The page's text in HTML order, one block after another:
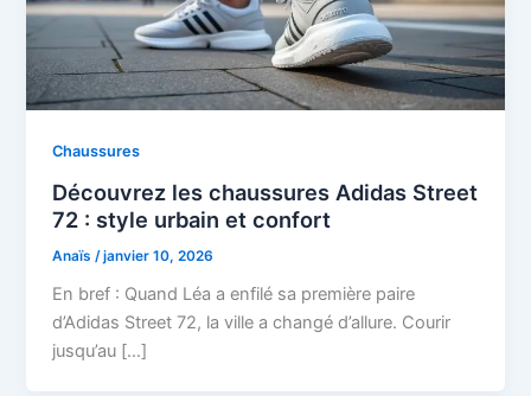
Chaussures
Découvrez les chaussures Adidas Street
72 : style urbain et confort
Anaïs /janvier 10, 2026
En bref : Quand Léa a enfilé sa première paire
d’Adidas Street 72, la ville a changé d’allure. Courir
jusqu’au […]